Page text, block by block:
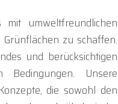
mit umweltfreundlichen
zu schaffen.
und berücksichtigen
Unsere
die sowohl den